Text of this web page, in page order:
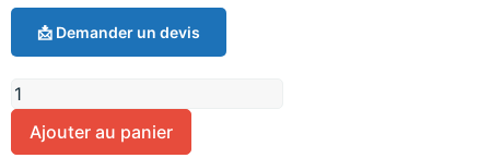
📩 Demander un devis
Ajouter au panier